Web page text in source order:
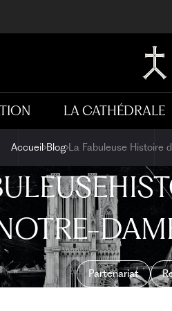
LA CATHÉDRALE
Accueil Blog La Fabuleuse Histoire
Partenariat